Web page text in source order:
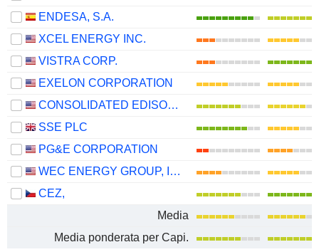
ENDESA, S.A.
XCEL ENERGY INC.
VISTRA CORP.
EXELON CORPORATION
CONSOLIDATED EDISON, INC.
SSE PLC
PG&E CORPORATION
WEC ENERGY GROUP, INC.
CEZ,
Media
Media ponderata per Capi.